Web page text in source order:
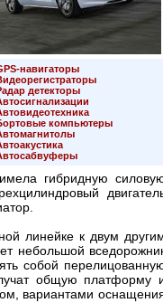
навигаторы
детекторы
компьютеры
гибридную
линейке к двум
небольшой
собой
общую платформу
вариантами